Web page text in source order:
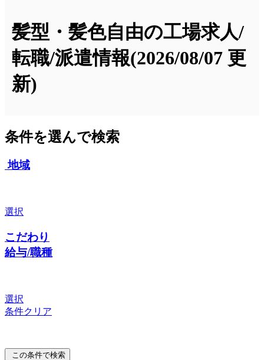
髪型・髪色自由の工場求人/
転職/派遣情報(2026/08/07 更
新)
条件を選んで検索
地域
選択
こだわり
給与/職種
選択
条件クリア
この条件で検索